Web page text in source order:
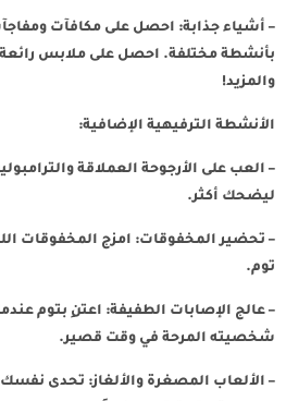
– أشياء جذابة: احصل على مكافآت
بأنشطة مختلفة. احصل على ملابس رائعة
والمزيد!
الأنشطة الترفيهية الإضافية:
– العب على الأرجوحة العملاقة
ليضحك أكثر.
– تحضير المخفوقات: امزج المخفوقات
توم.
– عالج الإصابات الطفيفة: اعتنِ بتوم
شخصيته المرحة في وقت قصير.
– الألعاب المصغرة والألغاز: تحدى نفسك